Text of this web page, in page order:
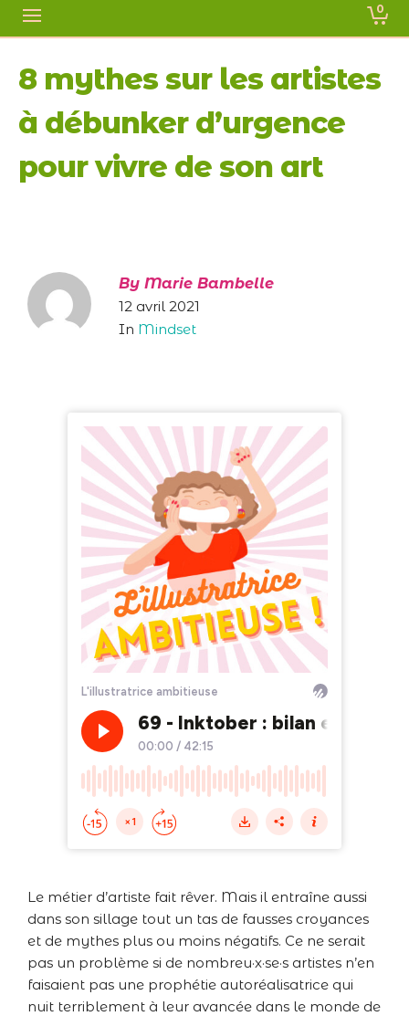
0
8 mythes sur les artistes
à débunker d’urgence
pour vivre de son art
By Marie Bambelle
12 avril 2021
In Mindset
Le métier d’artiste fait rêver. Mais il entraîne aussi
dans son sillage tout un tas de fausses croyances
et de mythes plus ou moins négatifs. Ce ne serait
pas un problème si de nombreu·x·se·s artistes n’en
faisaient pas une prophétie autoréalisatrice qui
nuit terriblement à leur avancée dans le monde de